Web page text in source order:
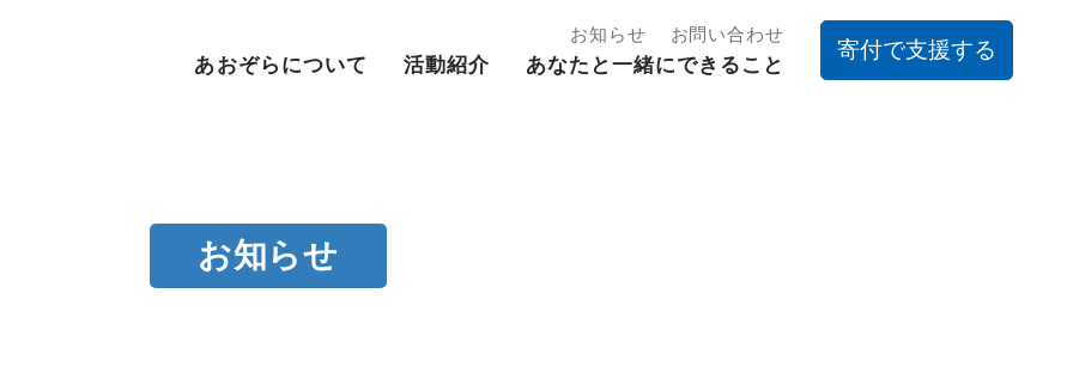
お知らせ お問い合わせ
あおぞらについて 活動紹介 あなたと一緒にできること
寄付で支援する
お知らせ